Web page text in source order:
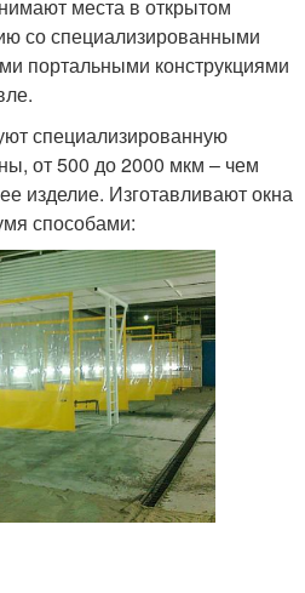
места в открытом
со специализированными
портальными конструкциями
специализированную
от 500 до 2000 мкм – чем
изделие. Изготавливают окна
способами: